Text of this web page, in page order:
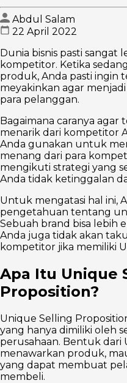
Abdul Salam
22 April 2022
Dunia bisnis pasti sangat
kompetitor. Ketika
produk, Anda pasti ingin
meyakinkan agar
para pelanggan.
Bagaimana caranya
menarik dari kompetitor
Anda gunakan untuk
menang dari para
mengikuti strategi yang
Anda tidak ketinggalan
Untuk mengatasi hal ini,
pengetahuan tentang
Sebuah brand bisa lebih
Anda juga tidak akan
kompetitor jika memiliki
Apa Itu Unique
Proposition?
Unique Selling
yang hanya dimiliki oleh
perusahaan. Bentuk dari
menawarkan produk,
yang dapat membuat
membeli.